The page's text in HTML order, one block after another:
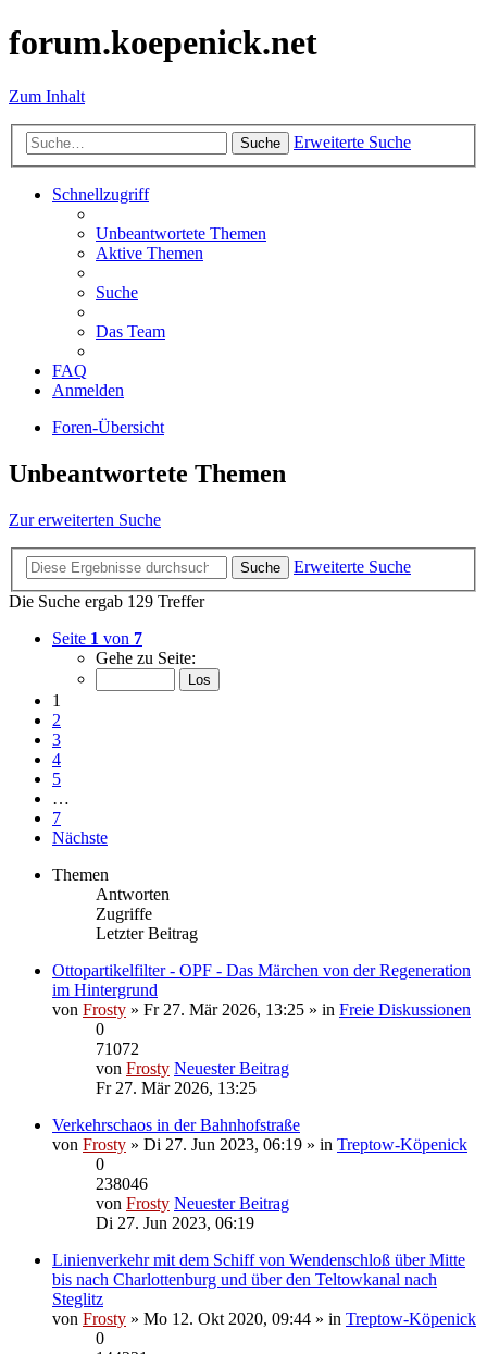
forum.koepenick.net
Zum Inhalt
Suche Erweiterte Suche
Schnellzugriff
Unbeantwortete Themen
Aktive Themen
Suche
Das Team
FAQ
Anmelden
Foren-Übersicht
Unbeantwortete Themen
Zur erweiterten Suche
Suche
Erweiterte Suche
Die Suche ergab 129 Treffer
Seite 1 von 7
Gehe zu Seite:
1
2
3
4
5
…
7
Nächste
Themen
Antworten
Zugriffe
Letzter Beitrag
Ottopartikelfilter - OPF - Das Märchen von der Regeneration
im Hintergrund
von Frosty » Fr 27. Mär 2026, 13:25 » in Freie Diskussionen
0
71072
von Frosty Neuester Beitrag
Fr 27. Mär 2026, 13:25
Verkehrschaos in der Bahnhofstraße
von Frosty » Di 27. Jun 2023, 06:19 » in Treptow-Köpenick
0
238046
von Frosty Neuester Beitrag
Di 27. Jun 2023, 06:19
Linienverkehr mit dem Schiff von Wendenschloß über Mitte
bis nach Charlottenburg und über den Teltowkanal nach
Steglitz
von Frosty » Mo 12. Okt 2020, 09:44 » in Treptow-Köpenick
0